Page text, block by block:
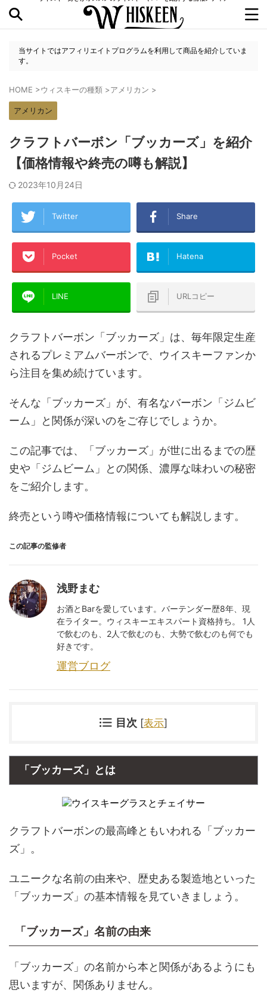
当サイトではアフィリエイトプログラムを利用して商品を紹介していま
す。
HOME >ウィスキーの種類 >アメリカン >
アメリカン
クラフトバーボン「ブッカーズ」を紹介
【価格情報や終売の噂も解説】
2023年10月24日
Twitter Share
Pocket Hatena
LINE URLコピー
クラフトバーボン「ブッカーズ」は、毎年限定生産
されるプレミアムバーボンで、ウイスキーファンか
ら注目を集め続けています。
そんな「ブッカーズ」が、有名なバーボン「ジムビ
ーム」と関係が深いのをご存じでしょうか。
この記事では、「ブッカーズ」が世に出るまでの歴
史や「ジムビーム」との関係、濃厚な味わいの秘密
をご紹介します。
終売という噂や価格情報についても解説します。
この記事の監修者
浅野まむ
お酒とBarを愛しています。バーテンダー歴8年、現
在ライター。ウィスキーエキスパート資格持ち。 1人
で飲むのも、2人で飲むのも、大勢で飲むのも何でも
好きです。
運営ブログ
目次 [表示]
「ブッカーズ」とは
クラフトバーボンの最高峰ともいわれる「ブッカー
ズ」。
ユニークな名前の由来や、歴史ある製造地といった
「ブッカーズ」の基本情報を見ていきましょう。
「ブッカーズ」名前の由来
「ブッカーズ」の名前から本と関係があるようにも
思いますが、関係ありません。